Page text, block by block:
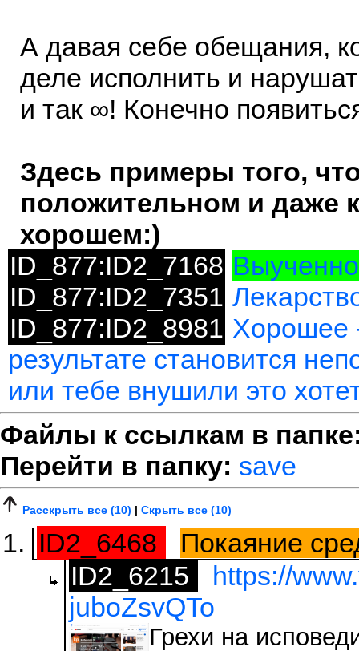
А давая себе обещания,
деле исполнить и
и так ∞! Конечно
Здесь примеры того,
положительном и даже
хорошем:)
ID_877:ID2_7168
ID_877:ID2_7351
ID_877:ID2_8981 Хорошее
результате становится
или тебе внушили это
Файлы к ссылкам в
Перейти в папку: save
Расскрыть все (10) | Скрыть все (10)
ID2_6468
Покаяние
ID2_6215
https://
juboZsvQTo
Грехи на